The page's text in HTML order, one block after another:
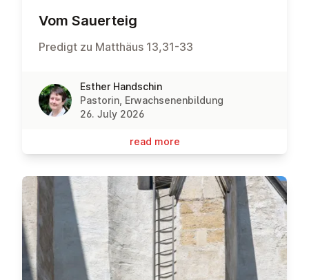
Vom Sauerteig
Predigt zu Matthäus 13,31-33
Esther Handschin
Pastorin, Erwachsenenbildung
26. July 2026
read more